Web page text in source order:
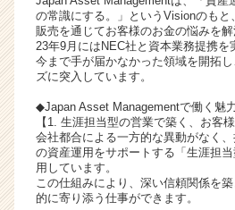
ウ
ト
が
届
就
活
サ
ト
チ
の常識にする。」というVisionのも
販売を通じてお客様のお金の悩みを解
23年9月にはNEC社と資本業務提携を
今まで手が届かなかった領域を開拓
ズに突入しています。
◆Japan Asset Managementで働く魅力
【1. 生涯担当型の営業で築く、お客
会社都合による一方的な異動がなく
の資産運用をサポートする「生涯担
用しています。
この仕組みにより、深い信頼関係を
的に寄り添う仕事ができます。